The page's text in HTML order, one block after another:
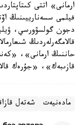
ارمانى» اتتى
فيلمى سسەنارييىنىڭ
دجون گولسۋورسي،
قالامگەرلەردىڭ
حاننىڭ ارمانى»،
قازىبەك»، «جۇرەك
مادەنيەت شەتەل